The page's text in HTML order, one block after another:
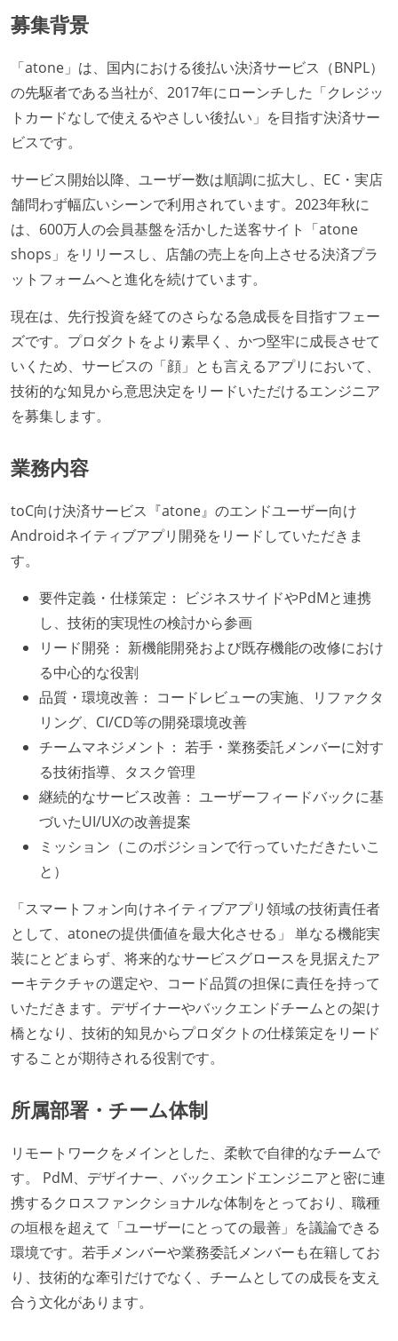
募集背景
「atone」は、国内における後払い決済サービス（BNPL）
の先駆者である当社が、2017年にローンチした「クレジッ
トカードなしで使えるやさしい後払い」を目指す決済サー
ビスです。
サービス開始以降、ユーザー数は順調に拡大し、EC・実店
舗問わず幅広いシーンで利用されています。2023年秋に
は、600万人の会員基盤を活かした送客サイト「atone
shops」をリリースし、店舗の売上を向上させる決済プラ
ットフォームへと進化を続けています。
現在は、先行投資を経てのさらなる急成長を目指すフェー
ズです。プロダクトをより素早く、かつ堅牢に成長させて
いくため、サービスの「顔」とも言えるアプリにおいて、
技術的な知見から意思決定をリードいただけるエンジニア
を募集します。
業務内容
toC向け決済サービス『atone』のエンドユーザー向け
Androidネイティブアプリ開発をリードしていただきま
す。
要件定義・仕様策定： ビジネスサイドやPdMと連携
し、技術的実現性の検討から参画
リード開発： 新機能開発および既存機能の改修におけ
る中心的な役割
品質・環境改善： コードレビューの実施、リファクタ
リング、CI/CD等の開発環境改善
チームマネジメント： 若手・業務委託メンバーに対す
る技術指導、タスク管理
継続的なサービス改善： ユーザーフィードバックに基
づいたUI/UXの改善提案
ミッション（このポジションで行っていただきたいこ
と）
「スマートフォン向けネイティブアプリ領域の技術責任者
として、atoneの提供価値を最大化させる」 単なる機能実
装にとどまらず、将来的なサービスグロースを見据えたア
ーキテクチャの選定や、コード品質の担保に責任を持って
いただきます。デザイナーやバックエンドチームとの架け
橋となり、技術的知見からプロダクトの仕様策定をリード
することが期待される役割です。
所属部署・チーム体制
リモートワークをメインとした、柔軟で自律的なチームで
す。 PdM、デザイナー、バックエンドエンジニアと密に連
携するクロスファンクショナルな体制をとっており、職種
の垣根を超えて「ユーザーにとっての最善」を議論できる
環境です。若手メンバーや業務委託メンバーも在籍してお
り、技術的な牽引だけでなく、チームとしての成長を支え
合う文化があります。